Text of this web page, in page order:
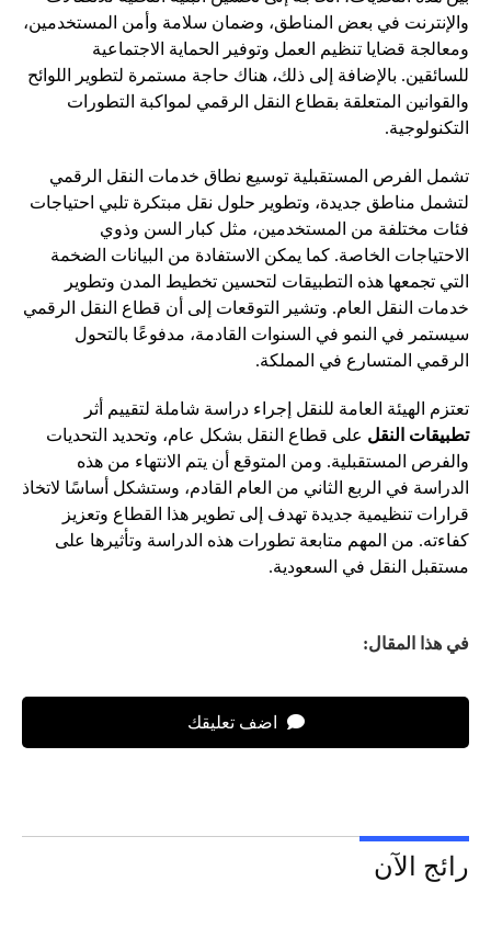
والإنترنت في بعض المناطق، وضمان سلامة وأمن المستخدمين،
ومعالجة قضايا تنظيم العمل وتوفير الحماية الاجتماعية
للسائقين. بالإضافة إلى ذلك، هناك حاجة مستمرة لتطوير اللوائح
والقوانين المتعلقة بقطاع النقل الرقمي لمواكبة التطورات
التكنولوجية.
تشمل الفرص المستقبلية توسيع نطاق خدمات النقل الرقمي
لتشمل مناطق جديدة، وتطوير حلول نقل مبتكرة تلبي احتياجات
فئات مختلفة من المستخدمين، مثل كبار السن وذوي
الاحتياجات الخاصة. كما يمكن الاستفادة من البيانات الضخمة
التي تجمعها هذه التطبيقات لتحسين تخطيط المدن وتطوير
خدمات النقل العام. وتشير التوقعات إلى أن قطاع النقل الرقمي
سيستمر في النمو في السنوات القادمة، مدفوعًا بالتحول
الرقمي المتسارع في المملكة.
تعتزم الهيئة العامة للنقل إجراء دراسة شاملة لتقييم أثر
تطبيقات النقل على قطاع النقل بشكل عام، وتحديد التحديات
والفرص المستقبلية. ومن المتوقع أن يتم الانتهاء من هذه
الدراسة في الربع الثاني من العام القادم، وستشكل أساسًا لاتخاذ
قرارات تنظيمية جديدة تهدف إلى تطوير هذا القطاع وتعزيز
كفاءته. من المهم متابعة تطورات هذه الدراسة وتأثيرها على
مستقبل النقل في السعودية.
في هذا المقال:
اضف تعليقك
رائج الآن